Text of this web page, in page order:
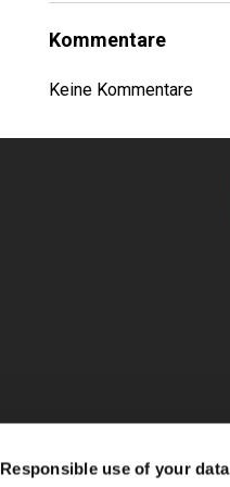
Responsible use of your data
Kommentare
Keine Kommentare